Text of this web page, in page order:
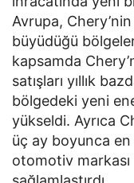
Avrupa, Chery’nin
büyüdüğü
kapsamda
satışları yıllık
bölgedeki yeni
yükseldi. Ayrıca
üç ay boyunca
otomotiv